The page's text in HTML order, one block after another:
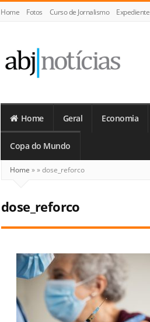
Home Fotos Curso de Jornalismo Expediente
Notícias
Home Geral Economia
Copa do Mundo
Home »»dose_reforco
dose_reforco